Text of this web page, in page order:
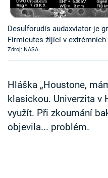
Sledujte prima+
Přihlášení
Sledujte nás
Desulforudis audaxviator je
Firmicutes žijící v
Zdroj: NASA
Hláška „Houstone,
klasickou. Univerzita v
využít. Při zkoumání
objevila... problém.